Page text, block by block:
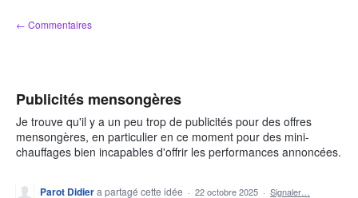
Aller
au
← Commentaires
Publicités mensongères
Je trouve qu'il y a un peu trop de publicités pour des offres
mensongères, en particulier en ce moment pour des mini-
chauffages bien incapables d'offrir les performances annoncées.
Parot Didiera partagé cette idée · 22 octobre 2025 · Signaler…